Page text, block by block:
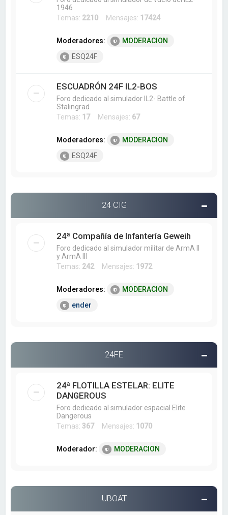
1946
Temas: 2210 Mensajes: 17424
Moderadores:
MODERACION
ESQ24F
ESCUADRÓN 24F IL2-BOS
Foro dedicado al simulador IL2- Battle of
Stalingrad
Temas: 17Mensajes: 67
Moderadores:
MODERACION
ESQ24F
24 CIG
24ª Compañía de Infantería Geweih
Foro dedicado al simulador militar de ArmA II
y ArmA III
Temas: 242Mensajes: 1972
Moderadores:
MODERACION
ender
24FE
24ª FLOTILLA ESTELAR: ELITE
DANGEROUS
Foro dedicado al simulador espacial Elite
Dangerous
Temas: 367Mensajes: 1070
Moderador: MODERACION
UBOAT